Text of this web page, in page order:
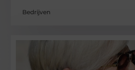
Bedrijven